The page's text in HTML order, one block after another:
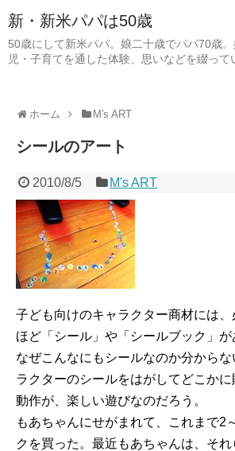
新・新米パパは50歳
50歳にして新米パパ。娘二十歳でパパ70歳
児・子育てを通した体験、思いなどを綴って
ホーム M's ART
シールのアート
2010/8/5 M's ART
子ども向けのキャラクター商材には
ほど「シール」や「シールブック」が
なぜこんなにもシールなのか分から
ラクターのシールをはがしてどこか
動作が、楽しい遊びなのだろう。
もあちゃんにせがまれて、これまで2
クを買った。最近もあちゃんは、そ